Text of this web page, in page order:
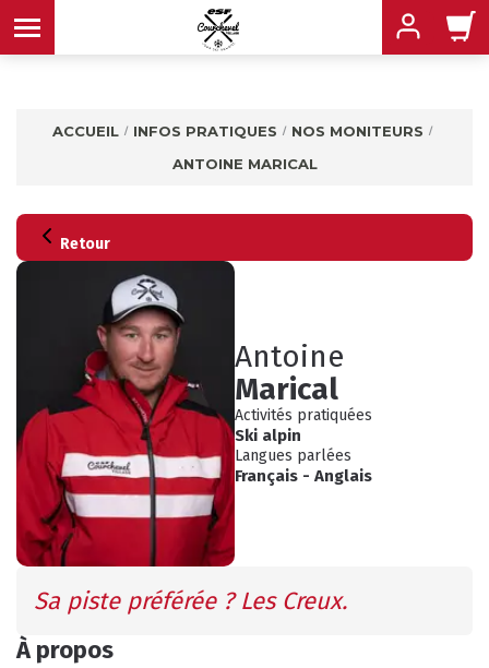
MENU
INFOS PRATIQUES
MENU
CONSEILS
MENU
AGENDA
MENU
MENU
ACCUEIL INFOS PRATIQUES
NOS MONITEURS
ANTOINE MARICAL
Retour
Antoine
Marical
Activités pratiquées
Ski alpin
Langues parlées
Français - Anglais
Sa piste préférée ? Les Creux.
À propos